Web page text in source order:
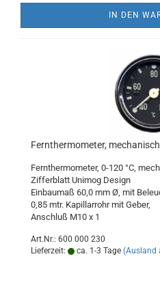
IN DEN
Fernthermometer,
Fernthermometer, 0-120 °C,
Zifferblatt Unimog Design
Einbaumaß 60,0 mm Ø, mit
0,85 mtr. Kapillarrohr mit Geber,
Anschluß M10 x 1
Art.Nr.: 600 000 230
Lieferzeit:
ca. 1-3 Tage (Ausland